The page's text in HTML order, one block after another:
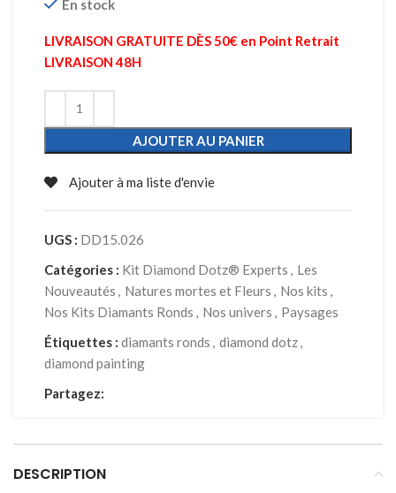
En stock
LIVRAISON GRATUITE DÈS 50€ en Point Retrait
LIVRAISON 48H
AJOUTER AU PANIER
Ajouter à ma liste d'envie
UGS : DD15.026
Catégories : Kit Diamond Dotz® Experts
Les
Nouveautés
Natures mortes et Fleurs Nos kits
Nos Kits Diamants Ronds
Nos univers
Paysages
Étiquettes : diamants ronds diamond dotz
diamond painting
Partagez:
DESCRIPTION